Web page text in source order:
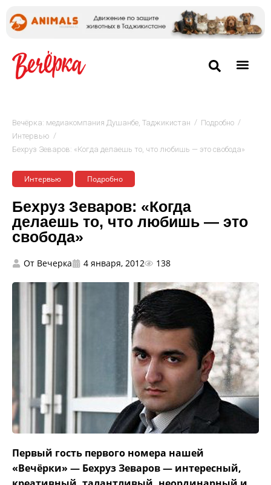
Вечёрка: медиакомпания Душанбе, Таджикистан / Подробно /
Интервью /
Бехруз Зеваров: «Когда делаешь то, что любишь — это свобода»
Интервью Подробно
Бехруз Зеваров: «Когда
делаешь то, что любишь — это
свобода»
От Вечерка 4 января, 2012 138
Первый гость первого номера нашей
«Вечёрки» — Бехруз Зеваров — интересный,